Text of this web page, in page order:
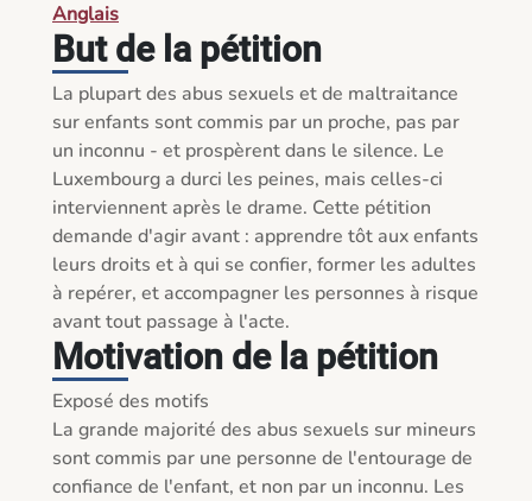
Anglais
But de la pétition
La plupart des abus sexuels et de maltraitance
sur enfants sont commis par un proche, pas par
un inconnu - et prospèrent dans le silence. Le
Luxembourg a durci les peines, mais celles-ci
interviennent après le drame. Cette pétition
demande d'agir avant : apprendre tôt aux enfants
leurs droits et à qui se confier, former les adultes
à repérer, et accompagner les personnes à risque
avant tout passage à l'acte.
Motivation de la pétition
Exposé des motifs
La grande majorité des abus sexuels sur mineurs
sont commis par une personne de l'entourage de
confiance de l'enfant, et non par un inconnu. Les